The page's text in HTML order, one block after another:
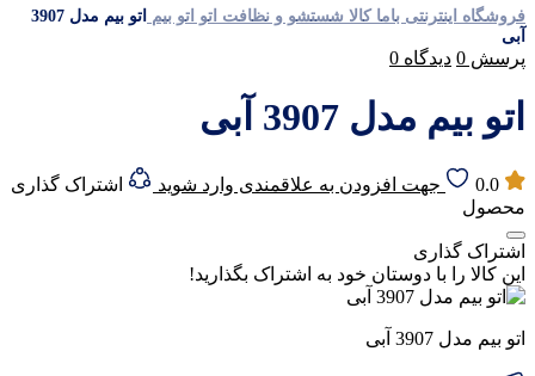
فروشگاه اینترنتی باما کالا شستشو و نظافت اتو اتو بیم
اتو بیم مدل 3907
آبی
پرسش 0 دیدگاه 0
اتو بیم مدل 3907 آبی
0.0 جهت افزودن به علاقمندی وارد شوید
اشتراک گذاری
محصول
اشتراک گذاری
این کالا را با دوستان خود به اشتراک بگذارید!
اتو بیم مدل 3907 آبی